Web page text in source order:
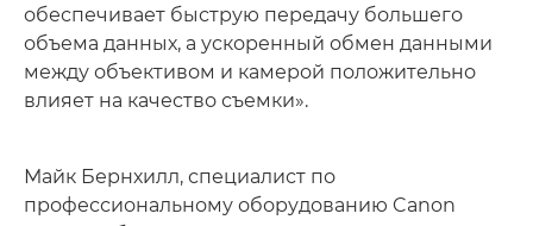
обеспечивает быструю передачу большего
объема данных, а ускоренный обмен данными
между объективом и камерой положительно
влияет на качество съемки».
Майк Бернхилл, специалист по
профессиональному оборудованию Canon